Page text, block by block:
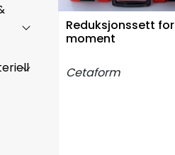
Reduksjonssett for
moment
Cetaform